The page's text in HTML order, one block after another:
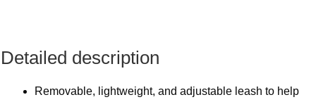
Detailed description
Removable, lightweight, and adjustable leash to help